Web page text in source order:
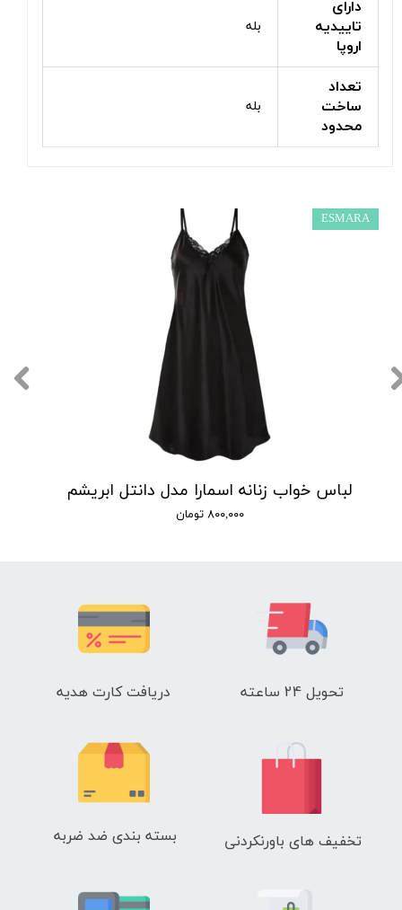
دارای
تاییدیه
اروپا
بله
تعداد
ساخت
محدود
بله
لباس خواب زنانه اسمارا مدل دانتل ابریشم
۸۰۰,۰۰۰ تومان
ESMARA
تحویل 24 ساعته دریافت کارت هدیه
تخفیف های باورنکردنی بسته بندی ضد ضربه